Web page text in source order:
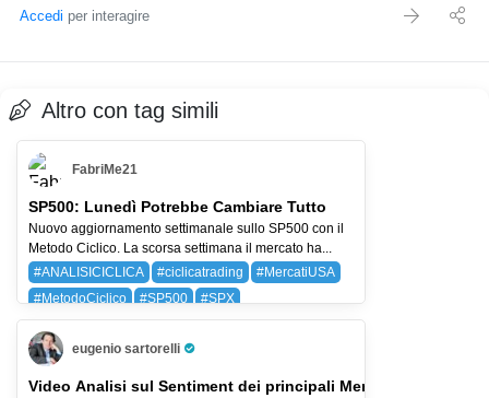
Accedi per interagire
Altro con tag simili
FabriMe21
SP500: Lunedì Potrebbe Cambiare Tutto
Nuovo aggiornamento settimanale sullo SP500 con il
Metodo Ciclico. La scorsa settimana il mercato ha...
#ANALISICICLICA
#ciclicatrading
#MercatiUSA
#MetodoCiclico
#SP500
#SPX
BAYG (BAYER AG)
SPX (SP 500)
eugenio sartorelli
Pro Trader
Video Analisi sul Sentiment dei principali Mercati-2-ago-2026